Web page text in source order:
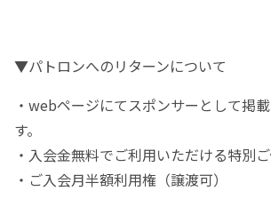
▼パトロンへのリターンについて
・webページにてスポンサーとして掲
す。
・入会金無料でご利用いただける特別
・ご入会月半額利用権（譲渡可）